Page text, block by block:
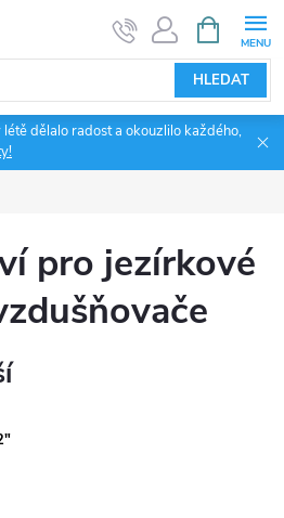
HLEDAT
NÁKUPNÍ
KOŠÍK
dělalo radost a okouzlilo každého,
pro jezírkové